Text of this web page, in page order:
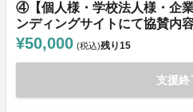
④【個人様・学校法人様・企
ンディングサイトにて協賛内
¥50,000 (税込)残り15
支援終